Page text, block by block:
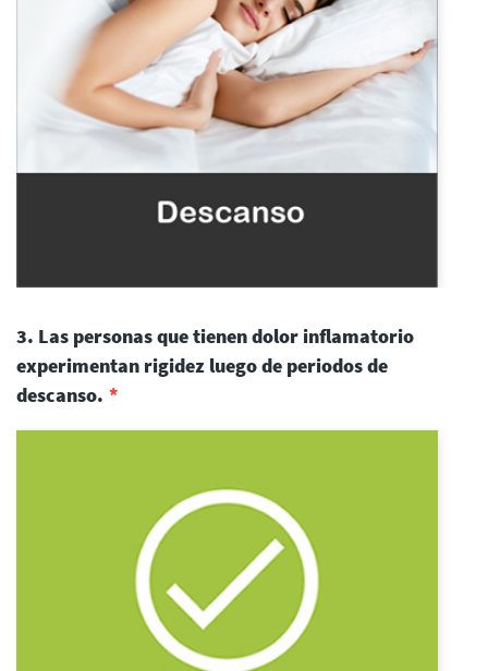
3. Las personas que tienen dolor inflamatorio
experimentan rigidez luego de periodos de
descanso.